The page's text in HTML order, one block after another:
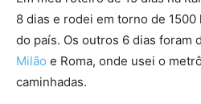
8 dias e rodei em torno de
do país. Os outros 6 dias foram
Milão e Roma, onde usei o
caminhadas.